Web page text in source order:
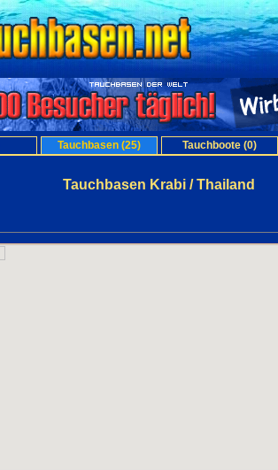
Tauchbasen (25) Tauchboote (0)
Tauchbasen Krabi / Thailand